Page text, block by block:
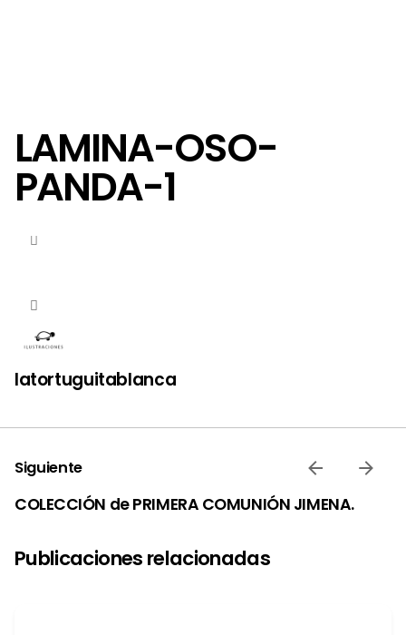
LAMINA-OSO-
PANDA-1
latortuguitablanca
Siguiente
COLECCIÓN de PRIMERA COMUNIÓN JIMENA.
Publicaciones relacionadas